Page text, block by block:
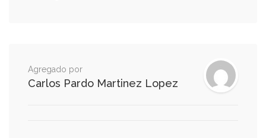
Agregado por
Carlos Pardo Martinez Lopez